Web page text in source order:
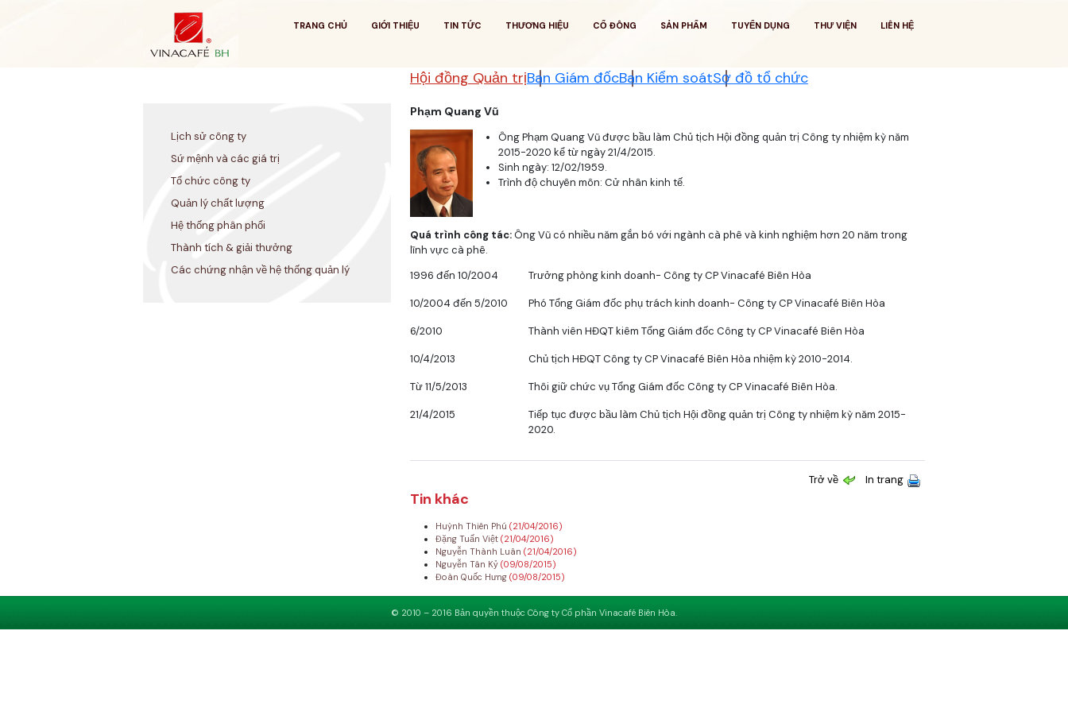
TRANG CHỦ GIỚI THIỆU TIN TỨC THƯƠNG HIỆU CỔ ĐÔNG SẢN PHẨM TUYỂN DỤNG THƯ VIỆN LIÊN HỆ
Hội đồng Quản trịBan Giám đốcBan Kiểm soátSơ đồ tổ chức
Lịch sử công ty
Sứ mệnh và các giá trị
Tổ chức công ty
Quản lý chất lượng
Hệ thống phân phối
Thành tích & giải thưởng
Các chứng nhận về hệ thống quản lý
Phạm Quang Vũ
Ông Phạm Quang Vũ được bầu làm Chủ tịch Hội đồng quản trị Công ty nhiệm kỳ năm
2015-2020 kể từ ngày 21/4/2015.
Sinh ngày: 12/02/1959.
Trình độ chuyên môn: Cử nhân kinh tế.
Quá trình công tác:Ông Vũ có nhiều năm gắn bó với ngành cà phê và kinh nghiệm hơn 20 năm trong
lĩnh vực cà phê.
1996 đến 10/2004
Trưởng phòng kinh doanh- Công ty CP Vinacafé Biên Hòa
10/2004 đến 5/2010 Phó Tổng Giám đốc phụ trách kinh doanh- Công ty CP Vinacafé Biên Hòa
6/2010 Thành viên HĐQT kiêm Tổng Giám đốc Công ty CP Vinacafé Biên Hòa
10/4/2013 Chủ tịch HĐQT Công ty CP Vinacafé Biên Hòa nhiệm kỳ 2010-2014.
Từ 11/5/2013 Thôi giữ chức vụ Tổng Giám đốc Công ty CP Vinacafé Biên Hòa.
21/4/2015
Tiếp tục được bầu làm Chủ tịch Hội đồng quản trị Công ty nhiệm kỳ năm 2015-
2020.
Trở về In trang
Tin khác
Huỳnh Thiên Phú (21/04/2016)
Đặng Tuấn Việt (21/04/2016)
Nguyễn Thành Luân (21/04/2016)
Nguyễn Tân Kỷ (09/08/2015)
Đoàn Quốc Hưng (09/08/2015)
© 2010 – 2016 Bản quyền thuộc Công ty Cổ phần Vinacafé Biên Hòa.